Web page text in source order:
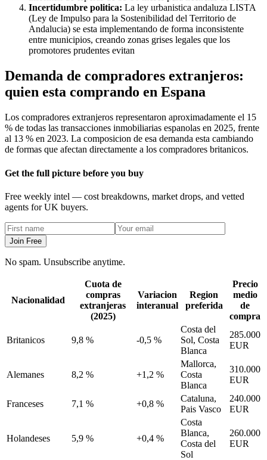
Incertidumbre politica: La ley urbanistica andaluza LISTA
(Ley de Impulso para la Sostenibilidad del Territorio de
Andalucia) se esta implementando de forma inconsistente
entre municipios, creando zonas grises legales que los
promotores prudentes evitan
Demanda de compradores extranjeros:
quien esta comprando en Espana
Los compradores extranjeros representaron aproximadamente el 15
% de todas las transacciones inmobiliarias espanolas en 2025, frente
al 13 % en 2023. La composicion de esa demanda esta cambiando
de formas que afectan directamente a los compradores britanicos.
Get the full picture before you buy
Free weekly intel — cost breakdowns, market drops, and vetted
agents for UK buyers.
Join Free
No spam. Unsubscribe anytime.
Nacionalidad
Cuota de
compras
extranjeras
(2025)
Variacion
interanual
Region
preferida
Precio
medio
de
compra
Britanicos 9,8 % -0,5 %
Costa del
Sol, Costa
Blanca
285.000
EUR
Alemanes 8,2 % +1,2 %
Mallorca,
Costa
Blanca
310.000
EUR
Franceses 7,1 % +0,8 %
Cataluna,
Pais Vasco
240.000
EUR
Holandeses 5,9 % +0,4 %
Costa
Blanca,
Costa del
Sol
260.000
EUR